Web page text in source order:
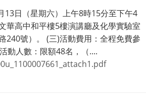
13日（星期六）上午8時15分至下午4
華高中和平樓5樓演講廳及化學實驗室
240號）。 (三)活動費用：全程免費參
動人數：限額48名，（....